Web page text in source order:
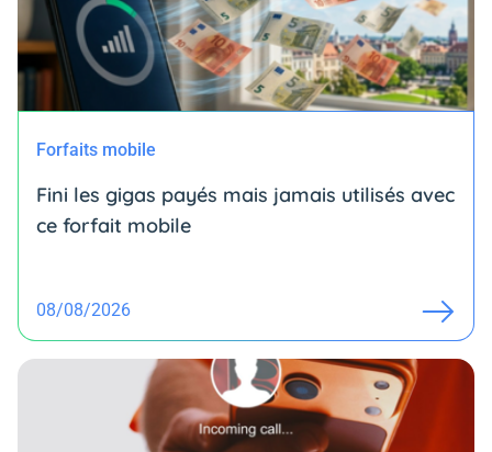
Forfaits mobile
Fini les gigas payés mais jamais utilisés avec
ce forfait mobile
08/08/2026